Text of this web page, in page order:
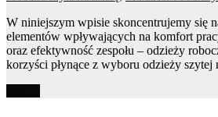
W niniejszym wpisie skoncentrujemy się
elementów wpływających na komfort
oraz efektywność zespołu – odzieży
korzyści płynące z wyboru odzieży szytej